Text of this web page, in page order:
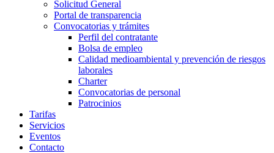
Solicitud General
Portal de transparencia
Convocatorias y trámites
Perfil del contratante
Bolsa de empleo
Calidad medioambiental y prevención de riesgos
laborales
Charter
Convocatorias de personal
Patrocinios
Tarifas
Servicios
Eventos
Contacto